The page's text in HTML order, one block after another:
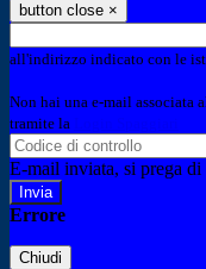
button close ×
all'indirizzo indicato con le
Non hai una e-mail associata
tramite la
E-mail inviata, si prega di
Errore
Chiudi